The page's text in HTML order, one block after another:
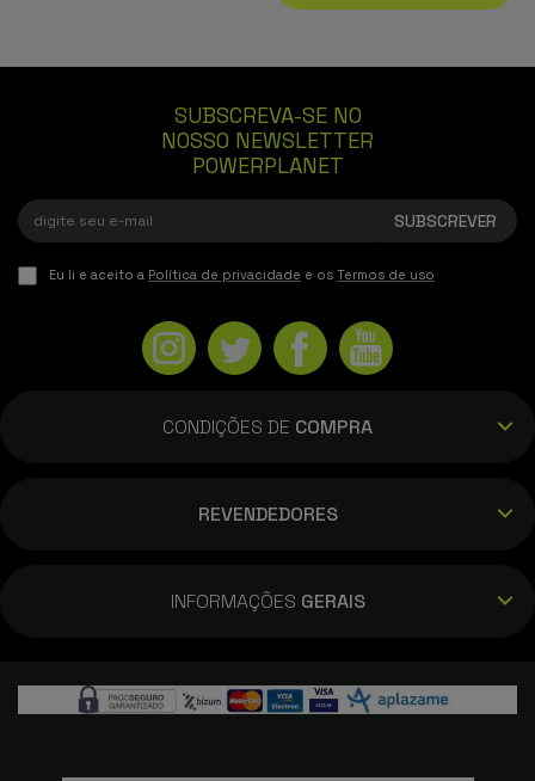
SUBSCREVA-SE NO
NOSSO NEWSLETTER
POWERPLANET
Eu li e aceito a Política de privacidade e os Termos de uso
CONDIÇÕES DE COMPRA
REVENDEDORES
INFORMAÇÕES GERAIS